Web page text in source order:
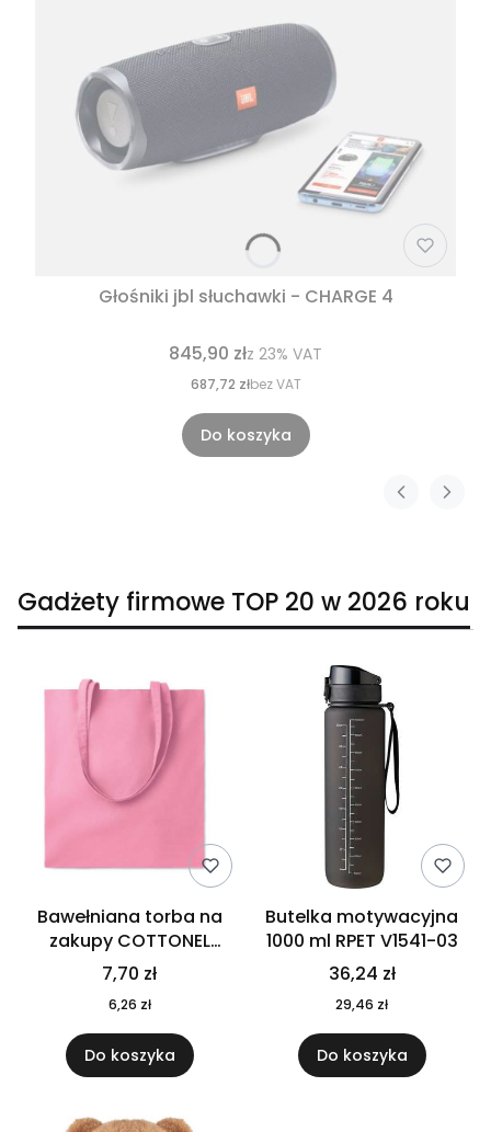
Głośniki jbl słuchawki - CHARGE 4
845,90 złz 23% VAT
687,72 złbez VAT
Do koszyka
Gadżety firmowe TOP 20 w 2026 roku
Bawełniana torba na
zakupy COTTONEL
COLOUR++ MO9846-11
7,70 zł
6,26 zł
Do koszyka
Butelka motywacyjna
1000 ml RPET V1541-03
36,24 zł
29,46 zł
Do koszyka